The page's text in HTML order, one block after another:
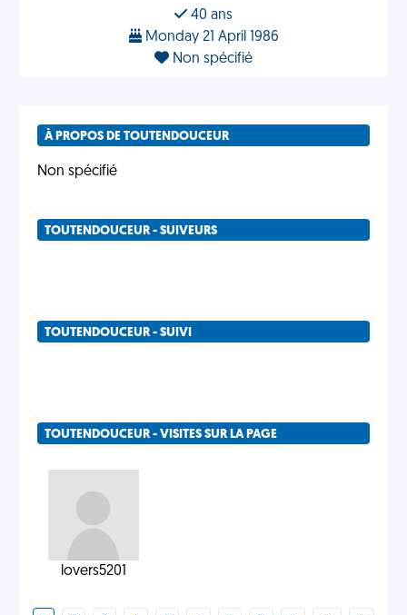
40 ans
Monday 21 April 1986
Non spécifié
À PROPOS DE TOUTENDOUCEUR
Non spécifié
TOUTENDOUCEUR - SUIVEURS
TOUTENDOUCEUR - SUIVI
TOUTENDOUCEUR - VISITES SUR LA PAGE
lovers5201